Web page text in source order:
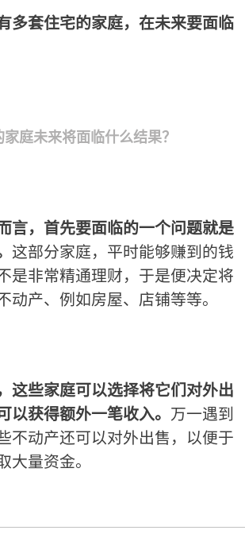
多套住宅的家庭，在未来要面临
庭未来将面临什么结果？
言，首先要面临的一个问题就是
这部分家庭，平时能够赚到的钱
是非常精通理财，于是便决定将
动产、例如房屋、店铺等等。
这些家庭可以选择将它们对外出
以获得额外一笔收入。 万一遇到
不动产还可以对外出售，以便于
大量资金。